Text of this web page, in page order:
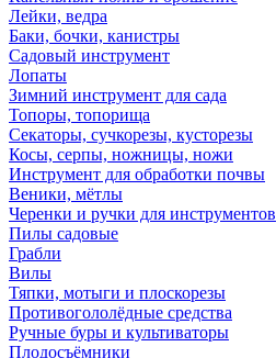
Лейки, ведра
Баки, бочки, канистры
Садовый инструмент
Лопаты
Зимний инструмент для сада
Топоры, топорища
Секаторы, сучкорезы, кусторезы
Косы, серпы, ножницы, ножи
Инструмент для обработки почвы
Веники, мётлы
Черенки и ручки для инструментов
Пилы садовые
Грабли
Вилы
Тяпки, мотыги и плоскорезы
Противогололёдные средства
Ручные буры и культиваторы
Плодосъёмники